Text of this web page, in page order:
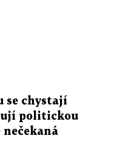
se chystají
politickou